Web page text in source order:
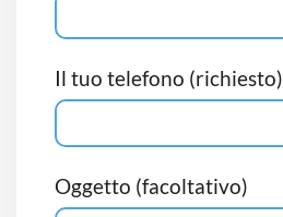
Il tuo telefono (richiesto)
Oggetto (facoltativo)